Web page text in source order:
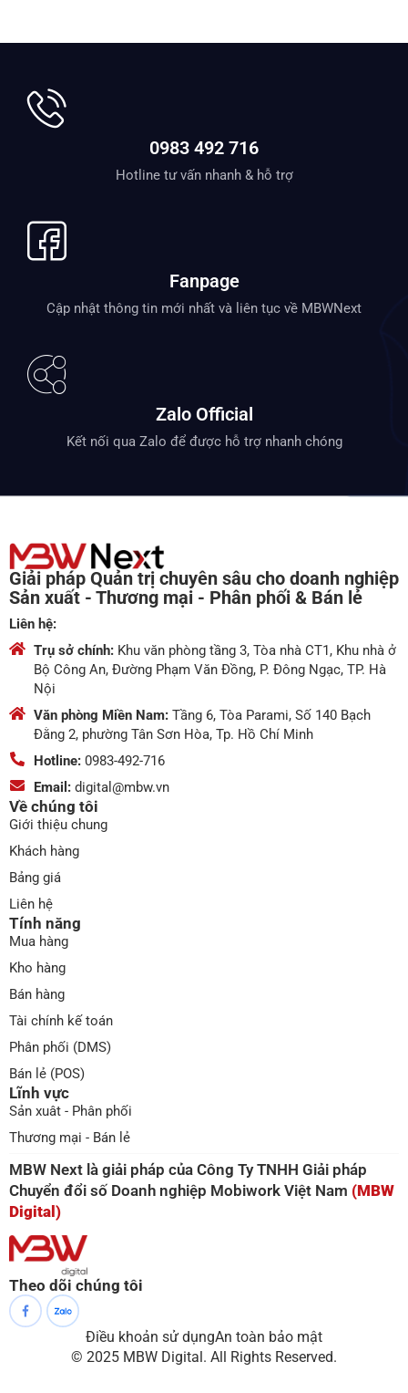
0983 492 716
Hotline tư vấn nhanh & hỗ trợ
Fanpage
Cập nhật thông tin mới nhất và liên tục về MBWNext
Zalo Official
Kết nối qua Zalo để được hỗ trợ nhanh chóng
Giải pháp Quản trị chuyên sâu cho doanh nghiệp
Sản xuất - Thương mại - Phân phối & Bán lẻ
Liên hệ:
Trụ sở chính: Khu văn phòng tầng 3, Tòa nhà CT1, Khu nhà ở
Bộ Công An, Đường Phạm Văn Đồng, P. Đông Ngạc, TP. Hà
Nội
Văn phòng Miền Nam: Tầng 6, Tòa Parami, Số 140 Bạch
Đằng 2, phường Tân Sơn Hòa, Tp. Hồ Chí Minh
Hotline: 0983-492-716
Email: digital@mbw.vn
Về chúng tôi
Giới thiệu chung
Khách hàng
Bảng giá
Liên hệ
Tính năng
Mua hàng
Kho hàng
Bán hàng
Tài chính kế toán
Phân phối (DMS)
Bán lẻ (POS)
Lĩnh vực
Sản xuât - Phân phối
Thương mại - Bán lẻ
MBW Next là giải pháp của Công Ty TNHH Giải pháp
Chuyển đổi số Doanh nghiệp Mobiwork Việt Nam (MBW
Digital)
Theo dõi chúng tôi
© 2025 MBW Digital. All Rights Reserved.
Điều khoản sử dụngAn toàn bảo mật